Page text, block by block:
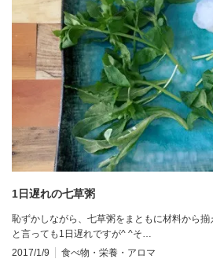
1日遅れの七草粥
恥ずかしながら、七草粥をまともに材料から揃
と言っても1日遅れですが^ ^そ…
2017/1/9
食べ物・栄養・アロマ